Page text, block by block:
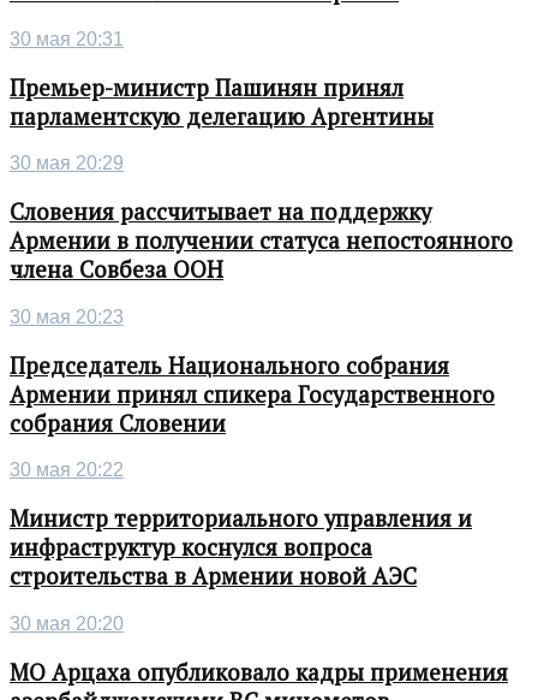
30 мая 20:31
Премьер-министр Пашинян принял
парламентскую делегацию Аргентины
30 мая 20:29
Словения рассчитывает на поддержку
Армении в получении статуса непостоянного
члена Совбеза ООН
30 мая 20:23
Председатель Национального собрания
Армении принял спикера Государственного
собрания Словении
30 мая 20:22
Министр территориального управления и
инфраструктур коснулся вопроса
строительства в Армении новой АЭС
30 мая 20:20
МО Арцаха опубликовало кадры применения